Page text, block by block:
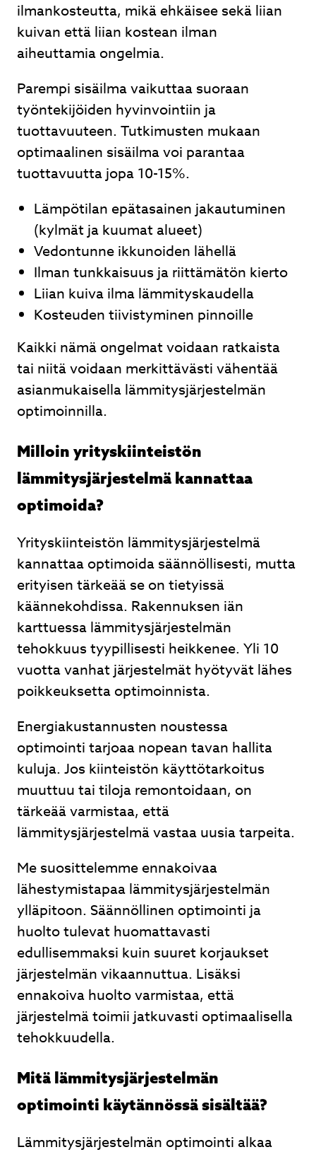
ilmankosteutta, mikä ehkäisee sekä liian
kuivan että liian kostean ilman
aiheuttamia ongelmia.
Parempi sisäilma vaikuttaa suoraan
työntekijöiden hyvinvointiin ja
tuottavuuteen. Tutkimusten mukaan
optimaalinen sisäilma voi parantaa
tuottavuutta jopa 10-15%.
Lämpötilan epätasainen jakautuminen
(kylmät ja kuumat alueet)
Vedontunne ikkunoiden lähellä
Ilman tunkkaisuus ja riittämätön kierto
Liian kuiva ilma lämmityskaudella
Kosteuden tiivistyminen pinnoille
Kaikki nämä ongelmat voidaan ratkaista
tai niitä voidaan merkittävästi vähentää
asianmukaisella lämmitysjärjestelmän
optimoinnilla.
Milloin yrityskiinteistön
lämmitysjärjestelmä kannattaa
optimoida?
Yrityskiinteistön lämmitysjärjestelmä
kannattaa optimoida säännöllisesti, mutta
erityisen tärkeää se on tietyissä
käännekohdissa. Rakennuksen iän
karttuessa lämmitysjärjestelmän
tehokkuus tyypillisesti heikkenee. Yli 10
vuotta vanhat järjestelmät hyötyvät lähes
poikkeuksetta optimoinnista.
Energiakustannusten noustessa
optimointi tarjoaa nopean tavan hallita
kuluja. Jos kiinteistön käyttötarkoitus
muuttuu tai tiloja remontoidaan, on
tärkeää varmistaa, että
lämmitysjärjestelmä vastaa uusia tarpeita.
Me suosittelemme ennakoivaa
lähestymistapaa lämmitysjärjestelmän
ylläpitoon. Säännöllinen optimointi ja
huolto tulevat huomattavasti
edullisemmaksi kuin suuret korjaukset
järjestelmän vikaannuttua. Lisäksi
ennakoiva huolto varmistaa, että
järjestelmä toimii jatkuvasti optimaalisella
tehokkuudella.
Mitä lämmitysjärjestelmän
optimointi käytännössä sisältää?
Lämmitysjärjestelmän optimointi alkaa